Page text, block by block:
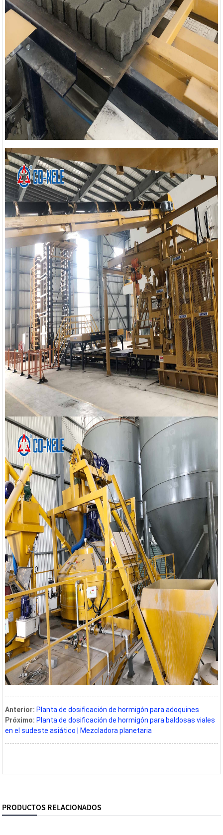
Anterior: Planta de dosificación de hormigón para adoquines
Próximo: Planta de dosificación de hormigón para baldosas viales
en el sudeste asiático | Mezcladora planetaria
PRODUCTOS RELACIONADOS